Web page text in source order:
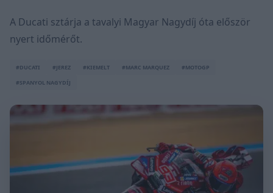
A Ducati sztárja a tavalyi Magyar Nagydíj óta először
nyert időmérőt.
#DUCATI #JEREZ #KIEMELT #MARC MARQUEZ
#MOTOGP
#SPANYOL NAGYDÍJ